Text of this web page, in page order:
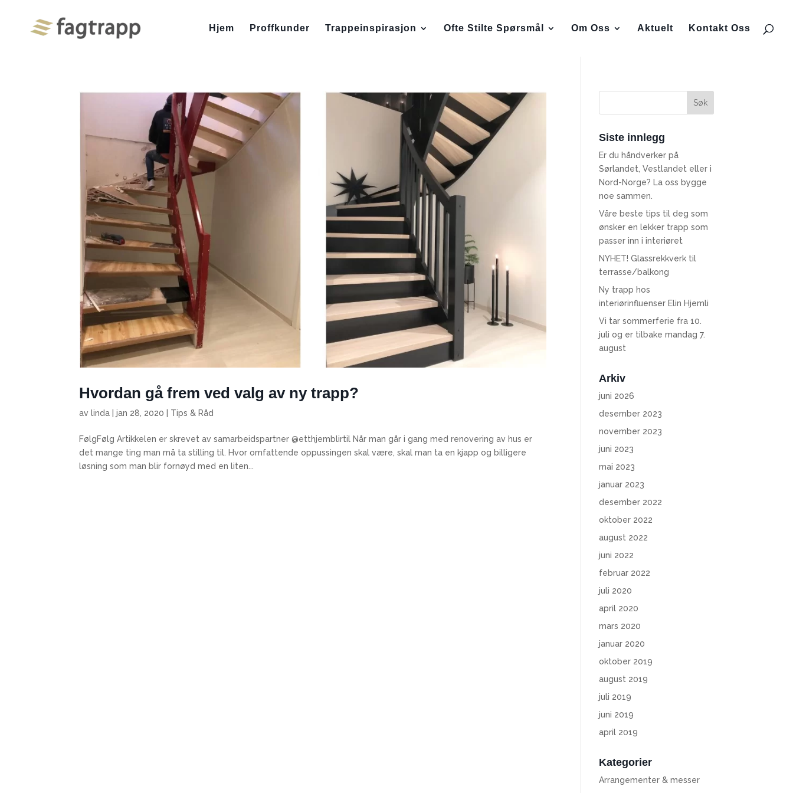
Hjem Proffkunder Trappeinspirasjon Ofte Stilte Spørsmål Om Oss Aktuelt Kontakt Oss
Hvordan gå frem ved valg av ny trapp?
av linda |jan 28, 2020 Tips & Råd
FølgFølg Artikkelen er skrevet av samarbeidspartner @etthjemblirtil Når man går i gang med renovering av hus er
det mange ting man må ta stilling til. Hvor omfattende oppussingen skal være, skal man ta en kjapp og billigere
løsning som man blir fornøyd med en liten...
Siste innlegg
Er du håndverker på
Sørlandet, Vestlandet eller i
Nord-Norge? La oss bygge
noe sammen.
Våre beste tips til deg som
ønsker en lekker trapp som
passer inn i interiøret
NYHET! Glassrekkverk til
terrasse/balkong
Ny trapp hos
interiørinfluenser Elin Hjemli
Vi tar sommerferie fra 10.
juli og er tilbake mandag 7.
august
Arkiv
juni 2026
desember 2023
november 2023
juni 2023
mai 2023
januar 2023
desember 2022
oktober 2022
august 2022
juni 2022
februar 2022
juli 2020
april 2020
mars 2020
januar 2020
oktober 2019
august 2019
juli 2019
juni 2019
april 2019
Kategorier
Arrangementer & messer